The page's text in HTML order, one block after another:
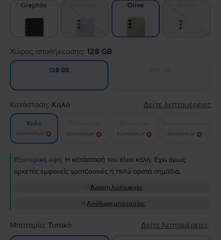
Graphite Olive
Χώρος αποθήκευσης: 128 GB
128 GB
Κατάσταση: Καλό Δείτε λεπτομέρειες
Καλό
Ειδοποίησε με! Ειδοποίησε με! Ειδοποίησε με! Ειδοποίησε με!
Εξωτερική όψη: Η κατάστασή του είναι καλή. Έχει όμως
αρκετές εμφανείς γρατζουνιές ή πολύ ορατά σημάδια.
Άριστη λειτουργία
Απόδοση μπαταρίας
Μπαταρία: Τυπικό Δείτε λεπτομέρειες